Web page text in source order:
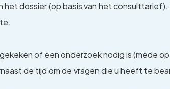
het dossier (op basis van het
of een onderzoek nodig is (mede
de tijd om de vragen die u heeft te